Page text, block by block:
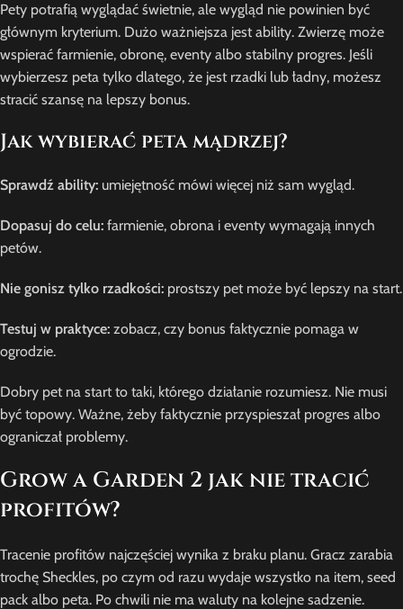
Pety potrafią wyglądać świetnie, ale wygląd nie powinien być
głównym kryterium. Dużo ważniejsza jest ability. Zwierzę może
wspierać farmienie, obronę, eventy albo stabilny progres. Jeśli
wybierzesz peta tylko dlatego, że jest rzadki lub ładny, możesz
stracić szansę na lepszy bonus.
Jak wybierać peta mądrzej?
Sprawdź ability: umiejętność mówi więcej niż sam wygląd.
Dopasuj do celu: farmienie, obrona i eventy wymagają innych
petów.
Nie gonisz tylko rzadkości: prostszy pet może być lepszy na start.
Testuj w praktyce: zobacz, czy bonus faktycznie pomaga w
ogrodzie.
Dobry pet na start to taki, którego działanie rozumiesz. Nie musi
być topowy. Ważne, żeby faktycznie przyspieszał progres albo
ograniczał problemy.
Grow a Garden 2 jak nie tracić
profitów?
Tracenie profitów najczęściej wynika z braku planu. Gracz zarabia
trochę Sheckles, po czym od razu wydaje wszystko na item, seed
pack albo peta. Po chwili nie ma waluty na kolejne sadzenie.